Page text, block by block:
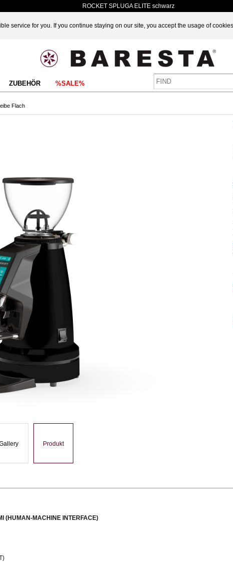
service for you. If you continue staying on our site, you accept the usage of
ROCKET SPLUGA ELITE schwarz
ZUBEHÖR %SALE%
Flach
Produkt
(HUMAN-MACHINE INTERFACE)